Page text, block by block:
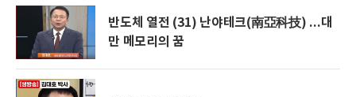
반도체 열전 (31) 난야테크(南亞科技) ...대
만 메모리의 꿈